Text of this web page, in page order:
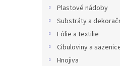
Plastové nádoby
Substráty a
Fólie a textilie
Cibuloviny a
Hnojiva